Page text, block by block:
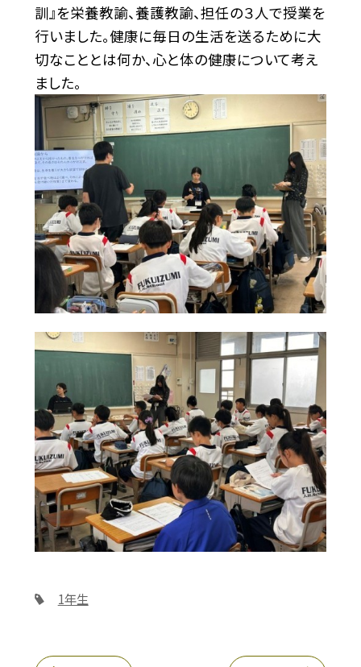
訓』を栄養教諭、養護教諭、担任の３人で授業を
行いました。健康に毎日の生活を送るために大
切なこととは何か、心と体の健康について考え
ました。
1年生